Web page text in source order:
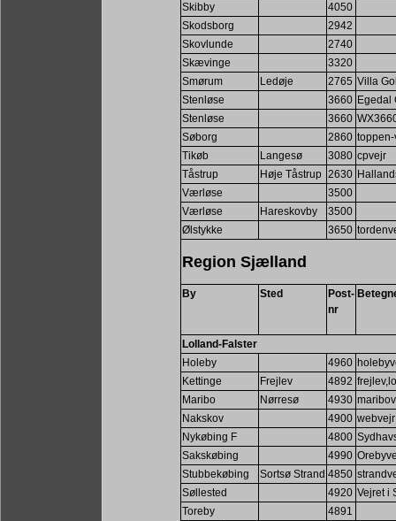
Skibby
4050
Skodsborg
2942
Skovlunde
2740
Skævinge
3320
Smørum
Ledøje 2765 Villa
Stenløse
3660 Egedal
Stenløse
3660
Søborg
2860
Tikøb
Langesø 3080 cpvejr
Tåstrup
Høje Tåstrup 2630
Værløse
3500
Værløse
Hareskovby
3500
Ølstykke
3650
Region Sjælland
By Sted
Post-
nr
Lolland-Falster
Holeby
4960
Kettinge
Frejlev 4892
Maribo
Nørresø 4930
Nakskov
4900 webvejr
Nykøbing F
4800
Sakskøbing
4990
Stubbekøbing
Sortsø Strand 4850
Søllested
4920 Vejret i
Toreby
4891